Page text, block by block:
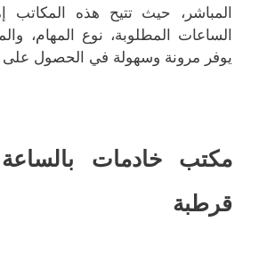
المباشر، حيث تتيح هذه المكاتب
الساعات المطلوبة، نوع المهام،
يوفر مرونة وسهولة في الحصول على
مكتب خادمات
قرطبة